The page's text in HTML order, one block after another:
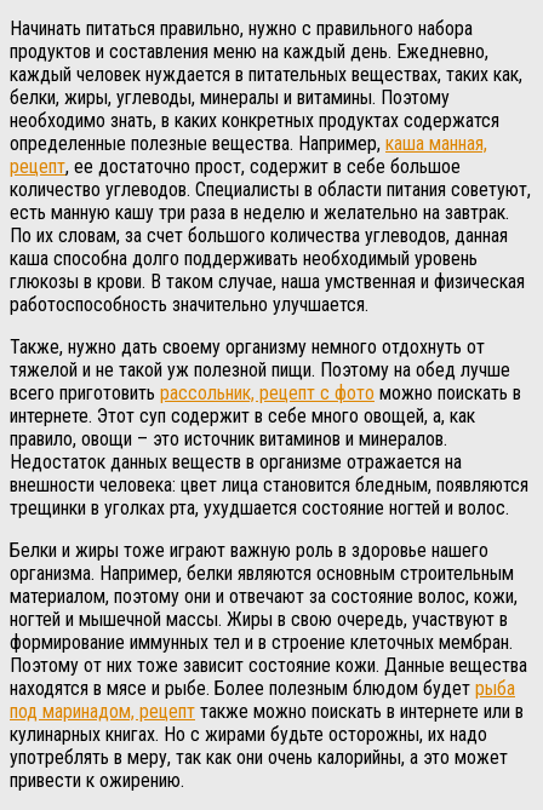
Начинать питаться правильно, нужно с правильного набора
продуктов и составления меню на каждый день. Ежедневно,
каждый человек нуждается в питательных веществах, таких как,
белки, жиры, углеводы, минералы и витамины. Поэтому
необходимо знать, в каких конкретных продуктах содержатся
определенные полезные вещества. Например, каша манная,
рецепт, ее достаточно прост, содержит в себе большое
количество углеводов. Специалисты в области питания советуют,
есть манную кашу три раза в неделю и желательно на завтрак.
По их словам, за счет большого количества углеводов, данная
каша способна долго поддерживать необходимый уровень
глюкозы в крови. В таком случае, наша умственная и физическая
работоспособность значительно улучшается.
Также, нужно дать своему организму немного отдохнуть от
тяжелой и не такой уж полезной пищи. Поэтому на обед лучше
всего приготовить рассольник, рецепт с фото можно поискать в
интернете. Этот суп содержит в себе много овощей, а, как
правило, овощи – это источник витаминов и минералов.
Недостаток данных веществ в организме отражается на
внешности человека: цвет лица становится бледным, появляются
трещинки в уголках рта, ухудшается состояние ногтей и волос.
Белки и жиры тоже играют важную роль в здоровье нашего
организма. Например, белки являются основным строительным
материалом, поэтому они и отвечают за состояние волос, кожи,
ногтей и мышечной массы. Жиры в свою очередь, участвуют в
формирование иммунных тел и в строение клеточных мембран.
Поэтому от них тоже зависит состояние кожи. Данные вещества
находятся в мясе и рыбе. Более полезным блюдом будет рыба
под маринадом, рецепт также можно поискать в интернете или в
кулинарных книгах. Но с жирами будьте осторожны, их надо
употреблять в меру, так как они очень калорийны, а это может
привести к ожирению.